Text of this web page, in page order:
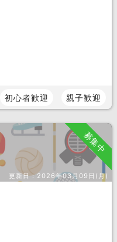
初心者歓迎 親子歓迎
募集中
更新日：2026年03月09日(月)